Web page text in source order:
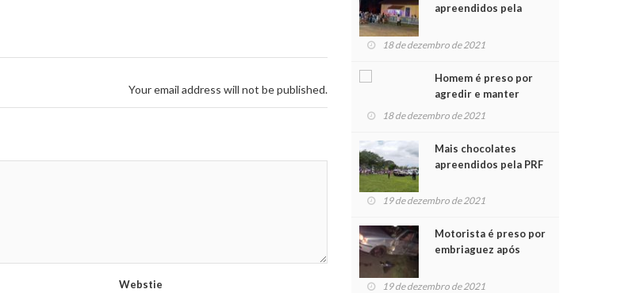
Your email address will not be published.
Webstie
apreendidos pela
para crianças na
18 de dezembro de 2021
Homem é preso por
agredir e manter
mulher em cárcere
18 de dezembro de 2021
Mais chocolates
apreendidos pela PRF
crianças no Natal
19 de dezembro de 2021
Motorista é preso por
embriaguez após
feridos
19 de dezembro de 2021